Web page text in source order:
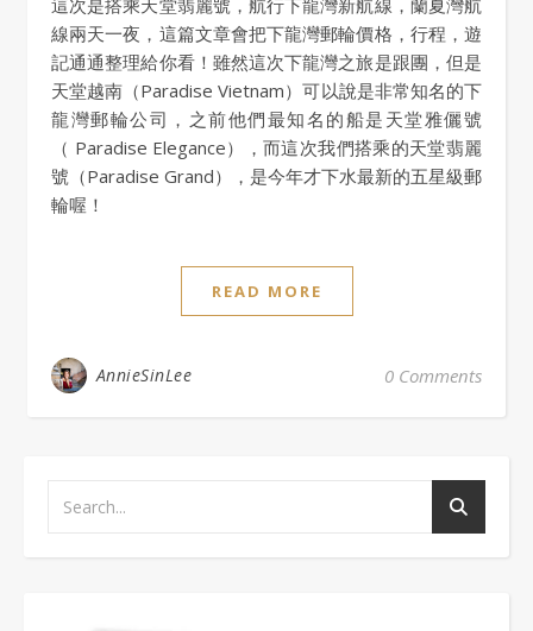
這次是搭乘天堂翡麗號，航行下龍灣新航線，蘭夏灣航
線兩天一夜，這篇文章會把下龍灣郵輪價格，行程，遊
記通通整理給你看！雖然這次下龍灣之旅是跟團，但是
天堂越南（Paradise Vietnam）可以說是非常知名的下
龍灣郵輪公司，之前他們最知名的船是天堂雅儷號
（ Paradise Elegance），而這次我們搭乘的天堂翡麗
號（Paradise Grand），是今年才下水最新的五星級郵
輪喔！
READ MORE
AnnieSinLee 0 Comments